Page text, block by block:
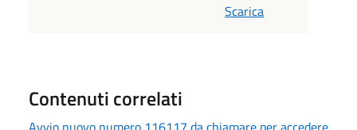
Scarica
Contenuti correlati